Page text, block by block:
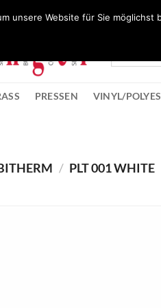
PRESSEN VINYL/
/ PLT 001 WHITE
unsere Website für Sie